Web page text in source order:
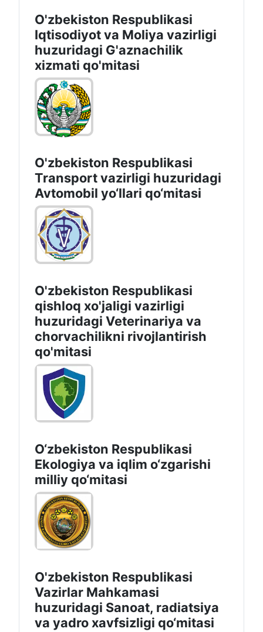
O'zbekiston Respublikasi
Iqtisodiyot vа Moliya vazirligi
huzuridagi G'aznachilik
xizmati qo'mitasi
O'zbekiston Respublikasi
Transport vazirligi huzuridagi
Avtomobil yo‘llari qo‘mitasi
O'zbekiston Respublikasi
qishloq xo'jaligi vazirligi
huzuridagi Veterinariya va
chorvachilikni rivojlantirish
qo'mitasi
O‘zbekiston Respublikasi
Ekologiya va iqlim o‘zgarishi
milliy qo‘mitasi
O'zbekiston Respublikasi
Vazirlar Mahkamasi
huzuridagi Sanoat, radiatsiya
va yadro xavfsizligi qo‘mitasi